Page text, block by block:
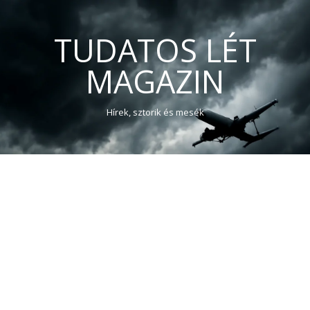
TUDATOS LÉT
MAGAZIN
Hírek, sztorik és mesék